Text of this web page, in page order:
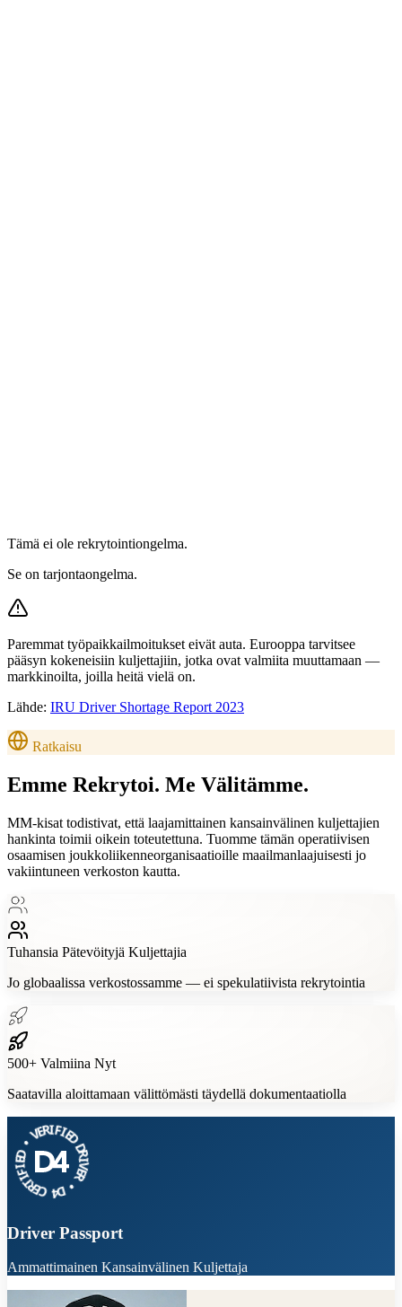
Tämä ei ole rekrytointiongelma.
Se on tarjontaongelma.
Paremmat työpaikkailmoitukset eivät auta. Eurooppa tarvitsee
pääsyn kokeneisiin kuljettajiin, jotka ovat valmiita muuttamaan —
markkinoilta, joilla heitä vielä on.
Lähde: IRU Driver Shortage Report 2023
Ratkaisu
Emme Rekrytoi. Me Välitämme.
MM-kisat todistivat, että laajamittainen kansainvälinen kuljettajien
hankinta toimii oikein toteutettuna. Tuomme tämän operatiivisen
osaamisen joukkoliikenneorganisaatioille maailmanlaajuisesti jo
vakiintuneen verkoston kautta.
Tuhansia Pätevöityjä Kuljettajia
Jo globaalissa verkostossamme — ei spekulatiivista rekrytointia
500+ Valmiina Nyt
Saatavilla aloittamaan välittömästi täydellä dokumentaatiolla
D
4
C
E
R
T
I
F
I
E
D•VE
R
I
F
I
E
D
D
R
I
V
E
R
•
Driver Passport
Ammattimainen Kansainvälinen Kuljettaja